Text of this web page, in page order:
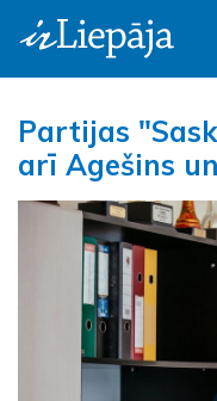
Partijas
arī Agešins